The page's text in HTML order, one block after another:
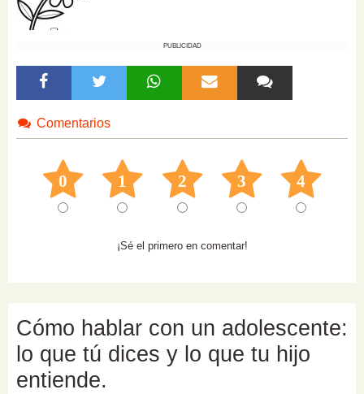
PUBLICIDAD
Comentarios
0 1 2 3 4
¡Sé el primero en comentar!
Cómo hablar con un adolescente:
lo que tú dices y lo que tu hijo
entiende.